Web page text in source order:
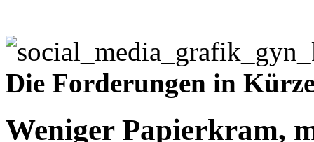
Die Forderungen in
Weniger Papierkram,